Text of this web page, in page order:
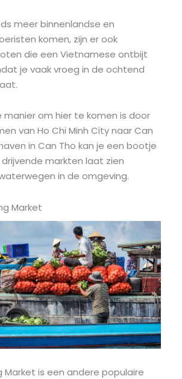
meer binnenlandse en
komen, zijn er ook
die een Vietnamese ontbijt
je vaak vroeg in de ochtend
manier om hier te komen is door
van Ho Chi Minh City naar Can
in Can Tho kan je een bootje
markten laat zien
in de omgeving.
Market
Market is een andere populaire